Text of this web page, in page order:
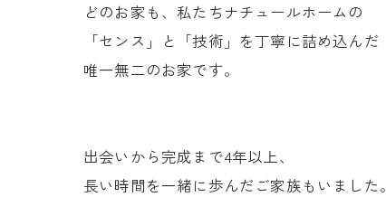
どのお家も、私たちナチュールホームの
「センス」と「技術」を丁寧に詰め込んだ
唯一無二のお家です。
出会いから完成まで4年以上、
長い時間を一緒に歩んだご家族もいました。